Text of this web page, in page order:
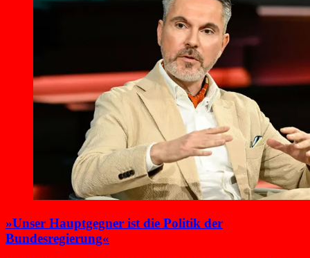
»Unser Hauptgegner ist die Politik der
Bundesregierung«